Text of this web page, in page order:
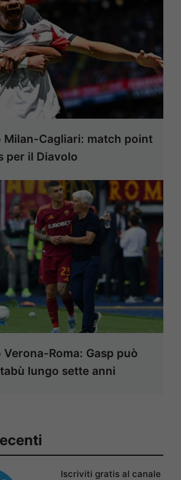
Milan-Cagliari: match point
per il Diavolo
Roma: Gasp può
lungo sette anni
Iscriviti gratis al canale